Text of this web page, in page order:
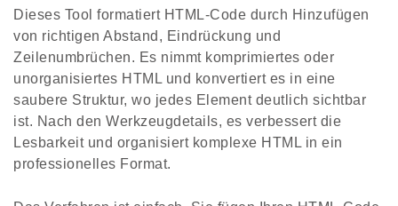
Dieses Tool formatiert HTML-Code durch Hinzufügen
von richtigen Abstand, Eindrückung und
Zeilenumbrüchen. Es nimmt komprimiertes oder
unorganisiertes HTML und konvertiert es in eine
saubere Struktur, wo jedes Element deutlich sichtbar
ist. Nach den Werkzeugdetails, es verbessert die
Lesbarkeit und organisiert komplexe HTML in ein
professionelles Format.